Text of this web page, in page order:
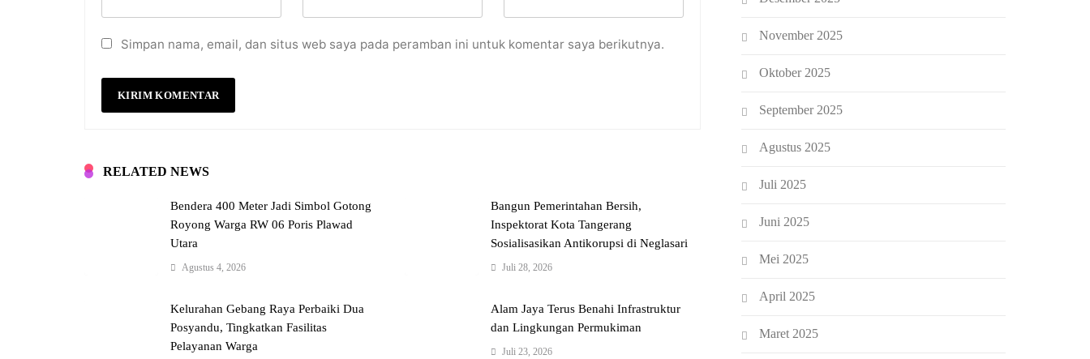
Simpan nama, email, dan situs web saya pada peramban ini untuk komentar saya berikutnya.
RELATED NEWS
Bendera 400 Meter Jadi Simbol Gotong
Royong Warga RW 06 Poris Plawad
Utara
Agustus 4, 2026
Bangun Pemerintahan Bersih,
Inspektorat Kota Tangerang
Sosialisasikan Antikorupsi di Neglasari
Juli 28, 2026
Kelurahan Gebang Raya Perbaiki Dua
Posyandu, Tingkatkan Fasilitas
Pelayanan Warga
Alam Jaya Terus Benahi Infrastruktur
dan Lingkungan Permukiman
Juli 23, 2026
November 2025
Oktober 2025
September 2025
Agustus 2025
Juli 2025
Juni 2025
Mei 2025
April 2025
Maret 2025